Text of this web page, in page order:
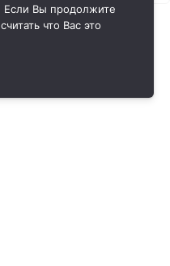
Если Вы продолжите
что Вас это